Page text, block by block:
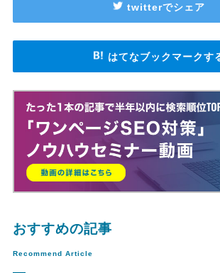
twitterでシェア
はてなブックマークす
おすすめの記事
Recommend Article